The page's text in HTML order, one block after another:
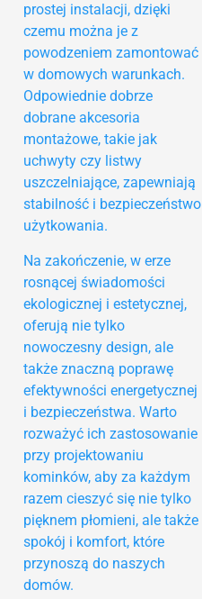
prostej instalacji, dzięki
czemu można je z
powodzeniem zamontować
w domowych warunkach.
Odpowiednie dobrze
dobrane akcesoria
montażowe, takie jak
uchwyty czy listwy
uszczelniające, zapewniają
stabilność i bezpieczeństwo
użytkowania.
Na zakończenie, w erze
rosnącej świadomości
ekologicznej i estetycznej,
oferują nie tylko
nowoczesny design, ale
także znaczną poprawę
efektywności energetycznej
i bezpieczeństwa. Warto
rozważyć ich zastosowanie
przy projektowaniu
kominków, aby za każdym
razem cieszyć się nie tylko
pięknem płomieni, ale także
spokój i komfort, które
przynoszą do naszych
domów.